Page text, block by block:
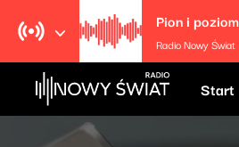
Pion i
Radio Nowy Świat
Start